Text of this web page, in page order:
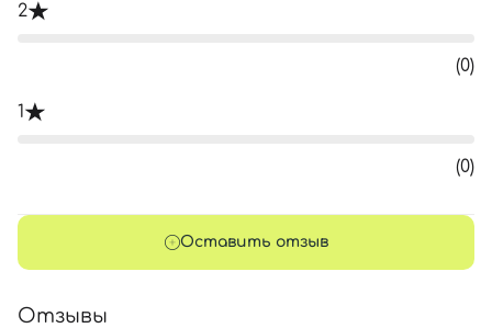
2
(0)
1
(0)
Оставить отзыв
Отзывы